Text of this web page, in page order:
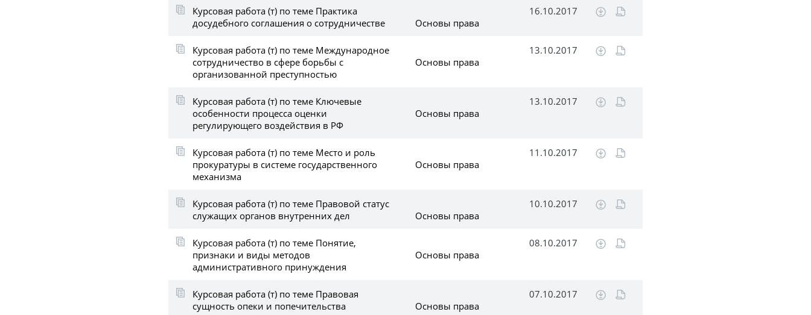
Курсовая работа (т) по теме Практика
досудебного соглашения о сотрудничестве
Основы права
16.10.2017
Курсовая работа (т) по теме Международное
сотрудничество в сфере борьбы с
организованной преступностью
Основы права
13.10.2017
Курсовая работа (т) по теме Ключевые
особенности процесса оценки
регулирующего воздействия в РФ
Основы права
13.10.2017
Курсовая работа (т) по теме Место и роль
прокуратуры в системе государственного
механизма
Основы права
11.10.2017
Курсовая работа (т) по теме Правовой статус
служащих органов внутренних дел
Основы права
10.10.2017
Курсовая работа (т) по теме Понятие,
признаки и виды методов
административного принуждения
Основы права
08.10.2017
Курсовая работа (т) по теме Правовая
сущность опеки и попечительства
Основы права
07.10.2017